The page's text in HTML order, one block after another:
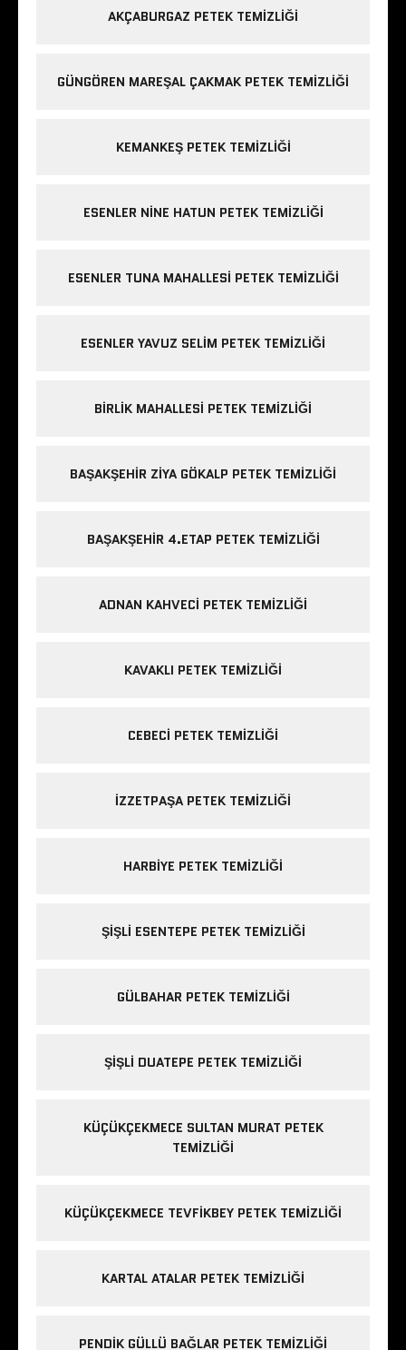
AKÇABURGAZ PETEK TEMIZLIĞI
GÜNGÖREN MAREŞAL ÇAKMAK PETEK TEMIZLIĞI
KEMANKEŞ PETEK TEMIZLIĞI
ESENLER NINE HATUN PETEK TEMIZLIĞI
ESENLER TUNA MAHALLESI PETEK TEMIZLIĞI
ESENLER YAVUZ SELIM PETEK TEMIZLIĞI
BIRLIK MAHALLESI PETEK TEMIZLIĞI
BAŞAKŞEHIR ZIYA GÖKALP PETEK TEMIZLIĞI
BAŞAKŞEHIR 4.ETAP PETEK TEMIZLIĞI
ADNAN KAHVECI PETEK TEMIZLIĞI
KAVAKLI PETEK TEMIZLIĞI
CEBECI PETEK TEMIZLIĞI
IZZETPAŞA PETEK TEMIZLIĞI
HARBIYE PETEK TEMIZLIĞI
ŞIŞLI ESENTEPE PETEK TEMIZLIĞI
GÜLBAHAR PETEK TEMIZLIĞI
ŞIŞLI DUATEPE PETEK TEMIZLIĞI
KÜÇÜKÇEKMECE SULTAN MURAT PETEK
TEMIZLIĞI
KÜÇÜKÇEKMECE TEVFIKBEY PETEK TEMIZLIĞI
KARTAL ATALAR PETEK TEMIZLIĞI
PENDIK GÜLLÜ BAĞLAR PETEK TEMIZLIĞI